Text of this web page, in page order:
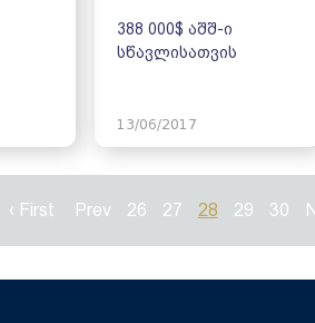
388 000$ აშშ-ი
სწავლისათვის
13/06/2017
‹ First Prev 26 27 28 29 30